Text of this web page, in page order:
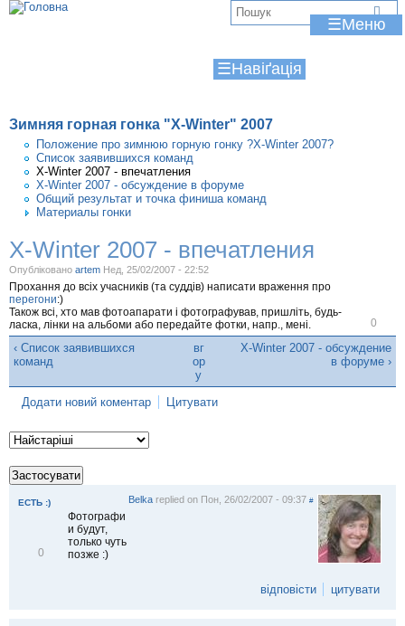
Jump to navigation
☰
Зимняя горная гонка "X-Winter" 2007
Положение про зимнюю горную гонку ?X-Winter 2007?
Список заявившихся команд
X-Winter 2007 - впечатления
X-Winter 2007 - обсуждение в форуме
Общий результат и точка финиша команд
Материалы гонки
☰
X-Winter 2007 - впечатления
Опубліковано artem Нед, 25/02/2007 - 22:52
і
д
м
т
0
Прохання до всіх учасників (та суддів) написати враження про
перегони:)
Також всі, хто мав фотоапарати і фотографував, пришліть, будь-
ласка, лінки на альбоми або передайте фотки, напр., мені.
‹ Список заявившихся
команд
вг
ор
у
X-Winter 2007 - обсуждение
в форуме ›
Додати новий коментар Цитувати
ЕСТЬ :) Belkareplied on Пон, 26/02/2007 - 09:37 #
0
Фотографи
и будут,
только чуть
позже :)
відповісти цитувати